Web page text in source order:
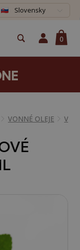
Slovensky
0
VONNÉ OLEJE